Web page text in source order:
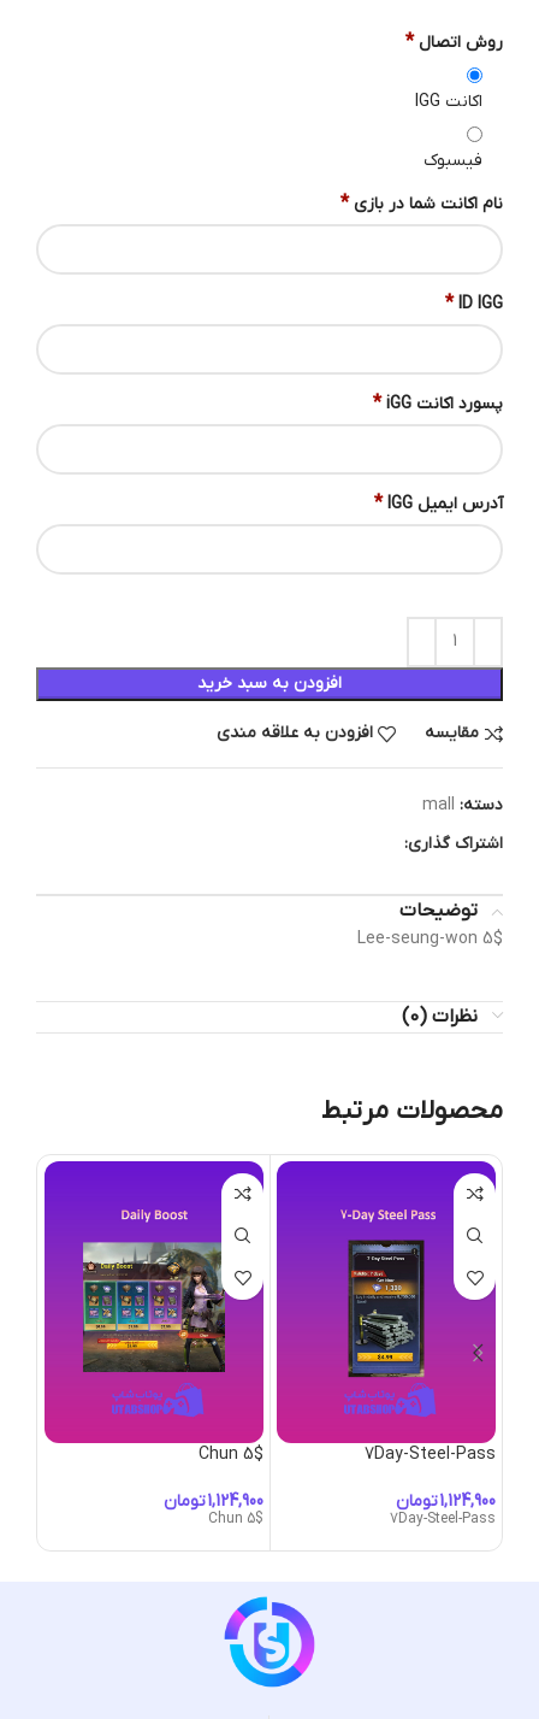
روش اتصال *
اکانت IGG
فیسبوک
نام اکانت شما در بازی *
ID IGG
*
پسورد اکانت iGG *
آدرس ایمیل IGG *
افزودن به سبد خرید
مقایسه افزودن به علاقه مندی
دسته: mall
اشتراک گذاری:
توضیحات
Lee-seung-won 5$
نظرات (0)
محصولات مرتبط
7Day-Steel-Pass
تومان
7Day-Steel-Pass
Chun 5$
تومان
Chun 5$